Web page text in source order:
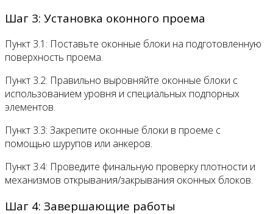
Шаг 3: Установка оконного проема
Пункт 3.1: Поставьте оконные блоки на подготовленную
поверхность проема.
Пункт 3.2: Правильно выровняйте оконные блоки с
использованием уровня и специальных подпорных
элементов.
Пункт 3.3: Закрепите оконные блоки в проеме с
помощью шурупов или анкеров.
Пункт 3.4: Проведите финальную проверку плотности и
механизмов открывания/закрывания оконных блоков.
Шаг 4: Завершающие работы